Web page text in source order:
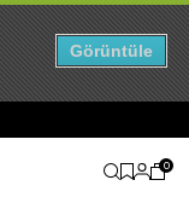
0
Görüntüle